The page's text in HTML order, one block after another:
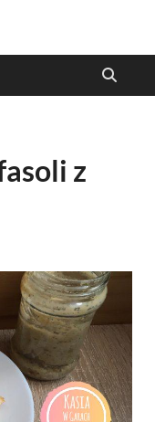
z